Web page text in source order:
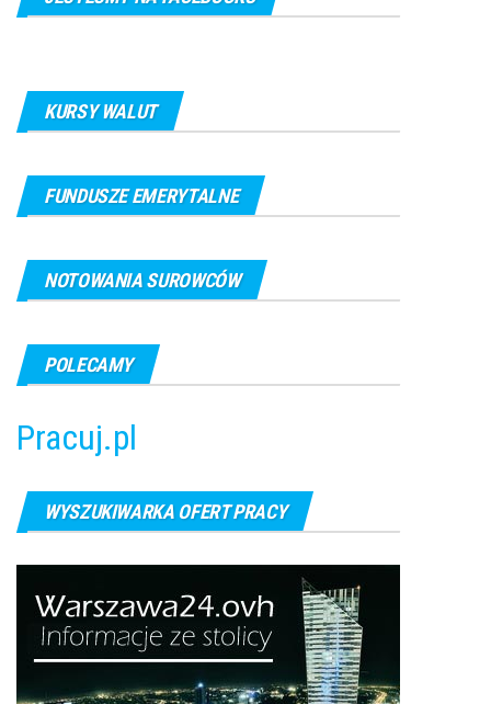
KURSY WALUT
FUNDUSZE EMERYTALNE
NOTOWANIA SUROWCÓW
POLECAMY
Pracuj.pl
WYSZUKIWARKA OFERT PRACY